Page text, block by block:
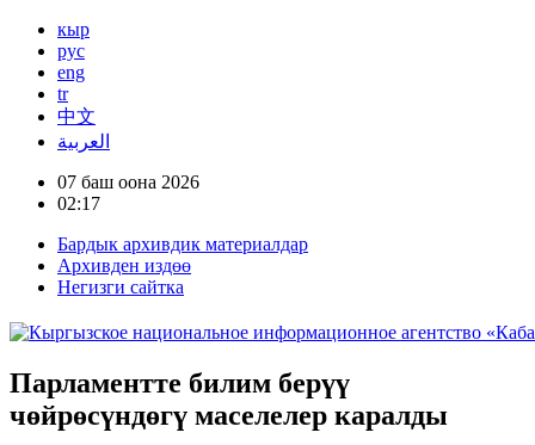
кыр
рус
eng
tr
中文
العربية
07 баш оона 2026
02:17
Бардык архивдик материалдар
Архивден издөө
Негизги сайтка
Парламентте билим берүү
чөйрөсүндөгү маселелер каралды